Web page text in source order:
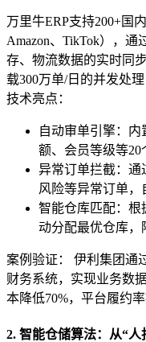
万里牛ERP支持200+国
Amazon、TikTok），
存、物流数据的实时同
载300万单/日的并发处
技术亮点：
自动审单引擎：内
额、会员等级等20
异常订单拦截：通
风险等异常订单，
智能仓库匹配：根
动分配最优仓库，
案例验证： 伊利集团通
财务系统，实现业务数
本降低70%，平台履约率
2. 智能仓储算法：从“人